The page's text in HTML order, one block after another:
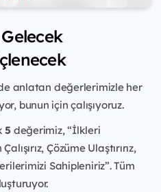
anlatan değerlerimizle her
bunun için çalışıyoruz.
5 değerimiz, “İlkleri
Çözüme Ulaştırırız,
Sahipleniriz”. Tüm